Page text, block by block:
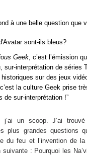
à une belle question que
sont-ils bleus?
Geek , c’est l’émission
sur-interprétation de séries
sur des jeux
, c’est la culture Geek prise
de sur-interprétation !”
un scoop. J’ai trouvé
plus grandes questions
du feu et l’invention de
: Pourquoi les